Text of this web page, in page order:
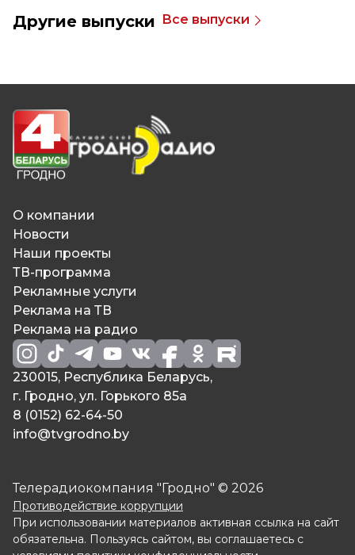
Купаловского
семей из Ленинского
Крево» и праздник
Другие выпуски Все выпуски
О компании
Новости
Наши проекты
ТВ-программа
Рекламные услуги
Реклама на ТВ
Реклама на радио
230015, Республика Беларусь,
г. Гродно, ул. Горького 85а
8 (0152) 62-64-50
info@tvgrodno.by
Телерадиокомпания "Гродно" © 2026
Противодействие коррупции
При использовании материалов активная ссылка на сайт
обязательна. Пользуясь сайтом, вы соглашаетесь с